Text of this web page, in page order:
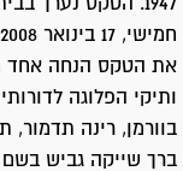
1947. הטקס נערך
חמישי, 17 בינואר 2008.
את הטקס הנחה אחד
ותיקי הפלוגה
בוורמן, רינה
ברך שייקה גביש